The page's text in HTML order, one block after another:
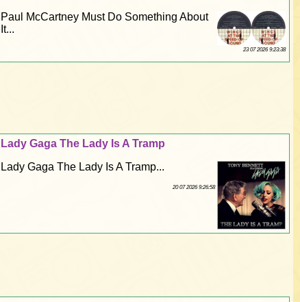
Paul McCartney Must Do Something About
It...
23 07 2026 9:23:38
Lady Gaga The Lady Is A Tramp
Lady Gaga The Lady Is A Tramp...
20 07 2026 9:26:58